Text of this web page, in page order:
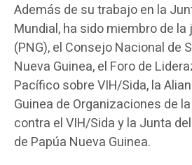
Además de su trabajo en la
Mundial, ha sido miembro de
(PNG), el Consejo Nacional de
Nueva Guinea, el Foro de
Pacífico sobre VIH/Sida, la
Guinea de Organizaciones de
contra el VIH/Sida y la Junta
de Papúa Nueva Guinea.